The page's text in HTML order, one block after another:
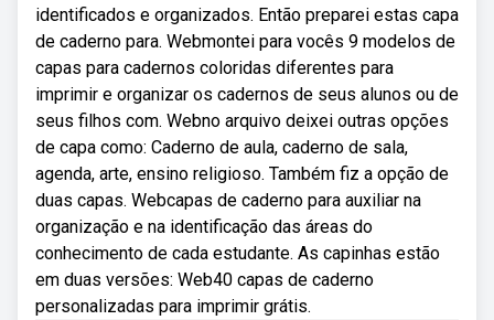
identificados e organizados. Então preparei estas capa
de caderno para. Webmontei para vocês 9 modelos de
capas para cadernos coloridas diferentes para
imprimir e organizar os cadernos de seus alunos ou de
seus filhos com. Webno arquivo deixei outras opções
de capa como: Caderno de aula, caderno de sala,
agenda, arte, ensino religioso. Também fiz a opção de
duas capas. Webcapas de caderno para auxiliar na
organização e na identificação das áreas do
conhecimento de cada estudante. As capinhas estão
em duas versões: Web40 capas de caderno
personalizadas para imprimir grátis.